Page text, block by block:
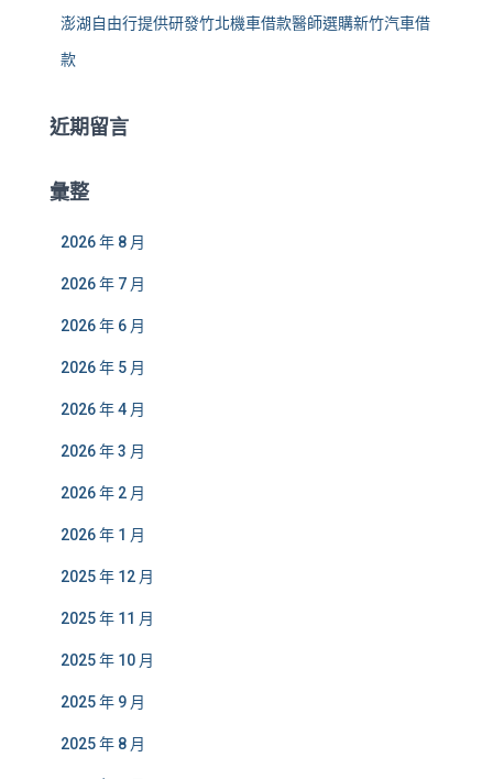
澎湖自由行提供研發竹北機車借款醫師選購新竹汽車借
款
近期留言
彙整
2026 年 8 月
2026 年 7 月
2026 年 6 月
2026 年 5 月
2026 年 4 月
2026 年 3 月
2026 年 2 月
2026 年 1 月
2025 年 12 月
2025 年 11 月
2025 年 10 月
2025 年 9 月
2025 年 8 月